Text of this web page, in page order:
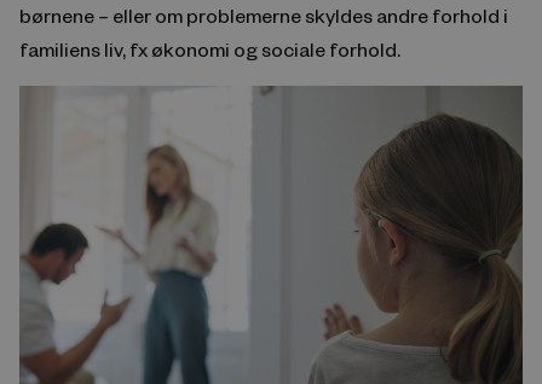
børnene – eller om problemerne skyldes andre forhold i
familiens liv, fx økonomi og sociale forhold.